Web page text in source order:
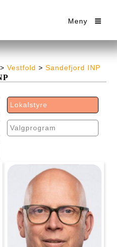
Meny
>Vestfold >Sandefjord INP
Lokalstyre
Valgprogram